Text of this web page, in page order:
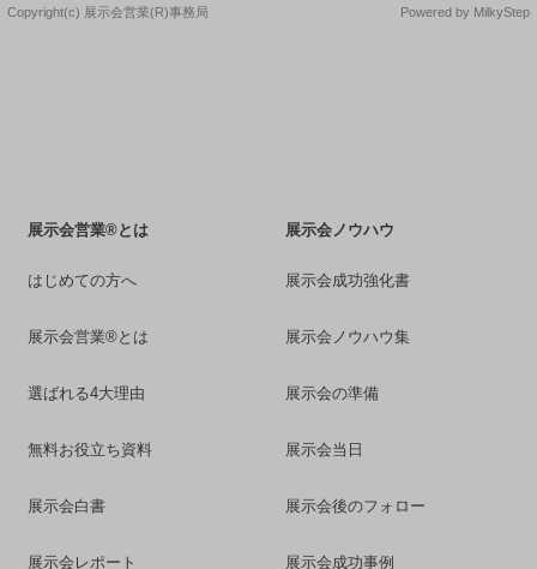
Copyright(c) 展示会営業(R)事務局 Powered by MilkyStep
展示会営業®とは
はじめての方へ
展示会営業®とは
選ばれる4大理由
無料お役立ち資料
展示会白書
展示会レポート
展示会ノウハウ
展示会成功強化書
展示会ノウハウ集
展示会の準備
展示会当日
展示会後のフォロー
展示会成功事例